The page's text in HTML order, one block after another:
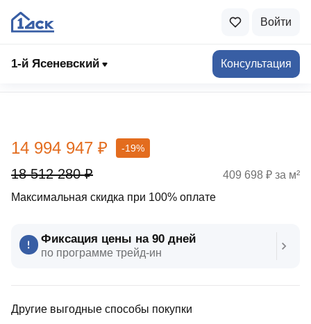
Войти
1-й Ясеневский Консультация
Выбрать квартиру
18 512 280 ₽
14 994 947 ₽ -19%
Максимальная скидка при 100% оплате
Фиксация цены на 90 дней
по программе трейд‑ин
Другие выгодные способы покупки
409 698 ₽ за м²